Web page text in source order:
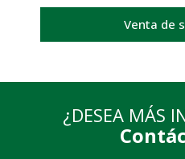
Venta de
¿DESEA MÁS